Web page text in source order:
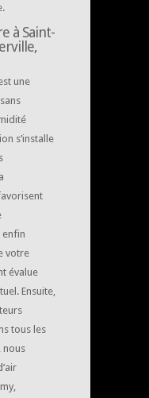
à Saint-
une
s’installe
enfin
votre
évalue
Ensuite,
tous les
nous